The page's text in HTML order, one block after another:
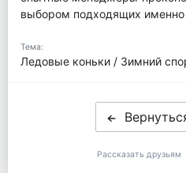
выбором подходящих
Тема:
Ледовые коньки / Зимний
Рассказать друзьям